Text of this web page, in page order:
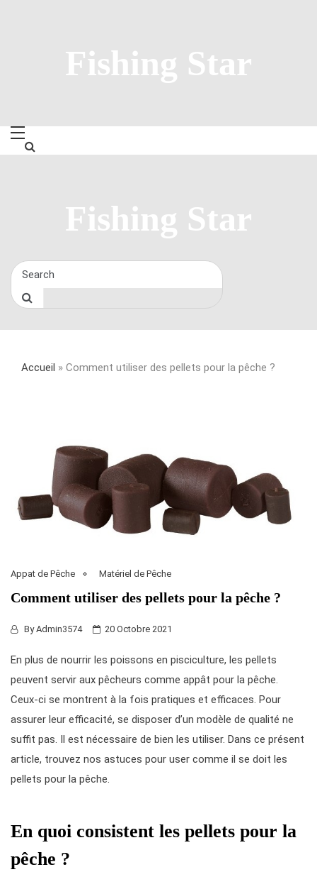
Fishing Star
Fishing Star
Accueil » Comment utiliser des pellets pour la pêche ?
Appat de Pêche Matériel de Pêche
Comment utiliser des pellets pour la pêche ?
ByAdmin3574 20 Octobre 2021
En plus de nourrir les poissons en pisciculture, les pellets
peuvent servir aux pêcheurs comme appât pour la pêche.
Ceux-ci se montrent à la fois pratiques et efficaces. Pour
assurer leur efficacité, se disposer d’un modèle de qualité ne
suffit pas. Il est nécessaire de bien les utiliser. Dans ce présent
article, trouvez nos astuces pour user comme il se doit les
pellets pour la pêche.
En quoi consistent les pellets pour la
pêche ?